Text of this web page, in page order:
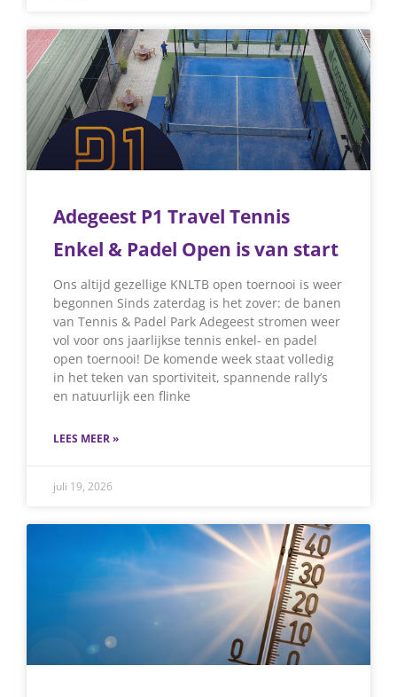
Adegeest P1 Travel Tennis
Enkel & Padel Open is van start
Ons altijd gezellige KNLTB open toernooi is weer
begonnen Sinds zaterdag is het zover: de banen
van Tennis & Padel Park Adegeest stromen weer
vol voor ons jaarlijkse tennis enkel- en padel
open toernooi! De komende week staat volledig
in het teken van sportiviteit, spannende rally’s
en natuurlijk een flinke
LEES MEER »
juli 19, 2026